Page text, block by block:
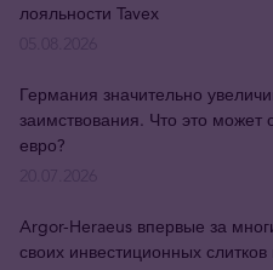
лояльности Tavex
Германия значительно
заимствования. Что это может
евро?
Argor-Heraeus впервые за
своих инвестиционных